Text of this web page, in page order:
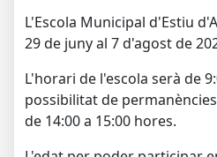
L'Escola Municipal d'Estiu
29 de juny al 7 d'agost de
L'horari de l'escola serà de
possibilitat de
de 14:00 a 15:00 hores.